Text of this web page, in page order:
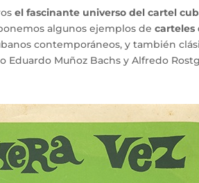
el fascinante universo del cartel
algunos ejemplos decarteles
contemporáneos, y también
Muñoz Bachs y Alfredo